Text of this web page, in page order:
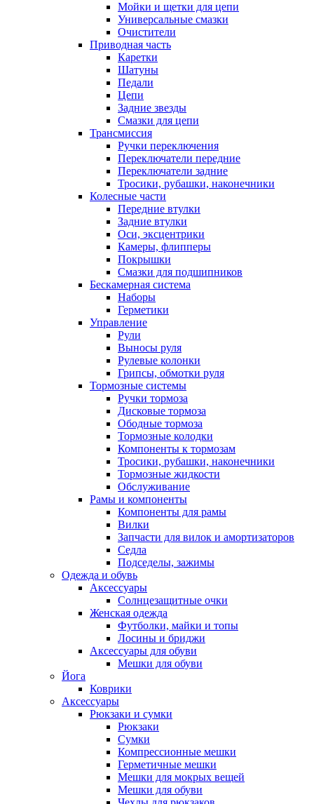
Мойки и щетки для цепи
Универсальные смазки
Очистители
Приводная часть
Каретки
Шатуны
Педали
Цепи
Задние звезды
Смазки для цепи
Трансмиссия
Ручки переключения
Переключатели передние
Переключатели задние
Тросики, рубашки, наконечники
Колесные части
Передние втулки
Задние втулки
Оси, эксцентрики
Камеры, флипперы
Покрышки
Смазки для подшипников
Бескамерная система
Наборы
Герметики
Управление
Рули
Выносы руля
Рулевые колонки
Грипсы, обмотки руля
Тормозные системы
Ручки тормоза
Дисковые тормоза
Ободные тормоза
Тормозные колодки
Компоненты к тормозам
Тросики, рубашки, наконечники
Тормозные жидкости
Обслуживание
Рамы и компоненты
Компоненты для рамы
Вилки
Запчасти для вилок и амортизаторов
Седла
Подседелы, зажимы
Одежда и обувь
Аксессуары
Солнцезащитные очки
Женская одежда
Футболки, майки и топы
Лосины и бриджи
Аксессуары для обуви
Мешки для обуви
Йога
Коврики
Аксессуары
Рюкзаки и сумки
Рюкзаки
Сумки
Компрессионные мешки
Герметичные мешки
Мешки для мокрых вещей
Мешки для обуви